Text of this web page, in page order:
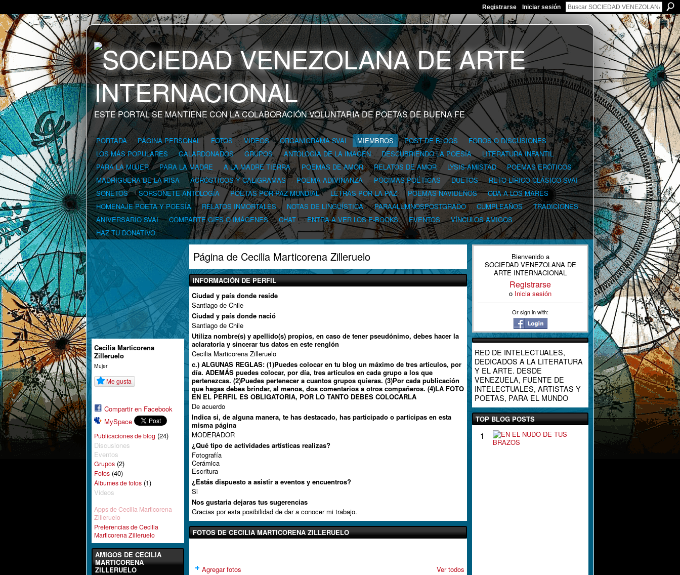
Registrarse Iniciar sesión
ESTE PORTAL SE MANTIENE CON LA COLABORACIÓN VOLUNTARIA DE POETAS DE BUENA FE
PORTADA PÁGINA PERSONAL FOTOS VIDEOS ORGANIGRAMA SVAI MIEMBROS POST DE BLOGS
FOROS O DISCUSIONES
LOS MÁS POPULARES
GALARDONADOS GRUPOS ANTOLOGÍA DE LA IMAGEN DESCUBRIENDO LA POESÍA
LITERATURA INFANTIL
PARA LA MUJER
PARA LA MADRE A LA MADRE TIERRA POEMAS DE AMOR RELATOS DE AMOR LYSIS-AMISTAD
POEMAS ERÓTICOS
MADRIGUERA DE LA RISA
ACRÓSTICOS Y CALIGRAMAS POEMA-ADIVINANZA PÓCIMAS POÉTICAS DUETOS
RETO LÍRICO-CLÁSICO SVAI
SONETOS
SORSONETE-ANTOLOGÍA POETAS POR PAZ MUNDIAL LETRAS POR LA PAZ POEMAS NAVIDEÑOS
ODA A LOS MARES
HOMENAJE POETA Y POESÍA
RELATOS INMORTALES NOTAS DE LINGÜÍSTICA PARAALUMNOSPOSTGRADO CUMPLEAÑOS
TRADICIONES
ANIVERSARIO SVAI
COMPARTE GIFS O IMÁGENES CHAT ENTRA A VER LOS E-BOOKS EVENTOS
VÍNCULOS AMIGOS
HAZ TU DONATIVO
Cecilia Marticorena
Zilleruelo
Mujer
Me gusta
Compartir en Facebook
MySpace
Publicaciones de blog (24)
Discusiones
Eventos
Grupos (2)
Fotos (40)
Álbumes de fotos (1)
Videos
Apps de Cecilia Marticorena
Zilleruelo
Preferencias de Cecilia
Marticorena Zilleruelo
AMIGOS DE CECILIA
MARTICORENA
ZILLERUELO
Página de Cecilia Marticorena Zilleruelo
INFORMACIÓN DE PERFIL
Ciudad y país donde reside
Santiago de Chile
Ciudad y país donde nació
Santiago de Chile
Utiliza nombre(s) y apellido(s) propios, en caso de tener pseudónimo, debes hacer la
aclaratoria y sincerar tus datos en este renglón
Cecilia Marticorena Zilleruelo
c.) ALGUNAS REGLAS: (1)Puedes colocar en tu blog un máximo de tres artículos, por
día. ADEMÁS puedes colocar, por día, tres artículos en cada grupo a los que
pertenezcas. (2)Puedes pertenecer a cuantos grupos quieras. (3)Por cada publicación
que hagas debes brindar, al menos, dos comentarios a otros compañeros. (4)LA FOTO
EN EL PERFIL ES OBLIGATORIA, POR LO TANTO DEBES COLOCARLA
De acuerdo
Indica si, de alguna manera, te has destacado, has participado o participas en esta
misma página
MODERADOR
¿Qué tipo de actividades artísticas realizas?
Fotografía
Cerámica
Escritura
¿Estás dispuesto a asistir a eventos y encuentros?
Si
Nos gustaria dejaras tus sugerencias
Gracias por esta posibilidad de dar a conocer mi trabajo.
FOTOS DE CECILIA MARTICORENA ZILLERUELO
Agregar fotos Ver todos
Bienvenido a
SOCIEDAD VENEZOLANA DE
ARTE INTERNACIONAL
Registrarse
o Inicia sesión
Or sign in with:
RED DE INTELECTUALES,
DEDICADOS A LA LITERATURA
Y EL ARTE. DESDE
VENEZUELA, FUENTE DE
INTELECTUALES, ARTISTAS Y
POETAS, PARA EL MUNDO
TOP BLOG POSTS
1